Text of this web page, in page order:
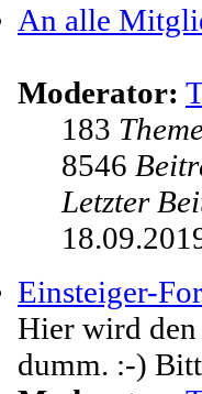
An alle
Moderator:
183
8546
Letzter
Einsteiger-
Hier wird
dumm. :-)